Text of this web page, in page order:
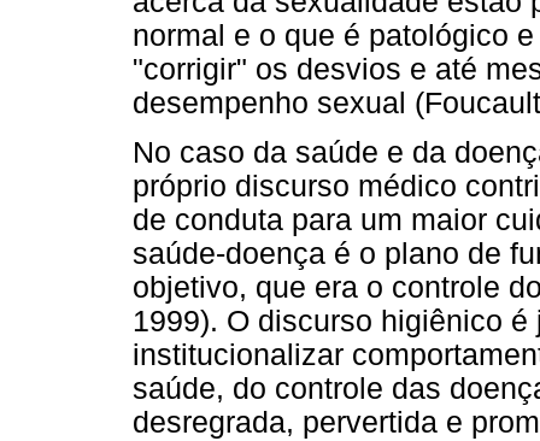
normal e o que é patológico
"corrigir" os desvios e até
desempenho sexual
No caso da saúde e da
próprio discurso médico
de conduta para um maior
saúde-doença é o plano de
objetivo, que era o controle
1999). O discurso higiênico
institucionalizar
saúde, do controle das
desregrada, pervertida e